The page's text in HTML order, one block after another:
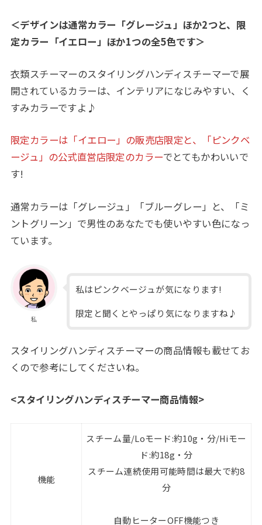
＜デザインは通常カラー「グレージュ」ほか2つと、限
定カラー「イエロー」ほか1つの全5色です＞
衣類スチーマーのスタイリングハンディスチーマーで展
開されているカラーは、インテリアになじみやすい、く
すみカラーですよ♪
限定カラーは「イエロー」の販売店限定と、「ピンクベ
ージュ」の公式直営店限定のカラーでとてもかわいいで
す!
通常カラーは「グレージュ」「ブルーグレー」と、「ミ
ントグリーン」で男性のあなたでも使いやすい色になっ
ています。
私
私はピンクベージュが気になります!
限定と聞くとやっぱり気になりますね♪
スタイリングハンディスチーマーの商品情報も載せてお
くので参考にしてくださいね。
<スタイリングハンディスチーマー商品情報>
機能
スチーム量/Loモード:約10g・分/Hiモー
ド:約18g・分
スチーム連続使用可能時間は最大で約8
分
自動ヒーターOFF機能つき